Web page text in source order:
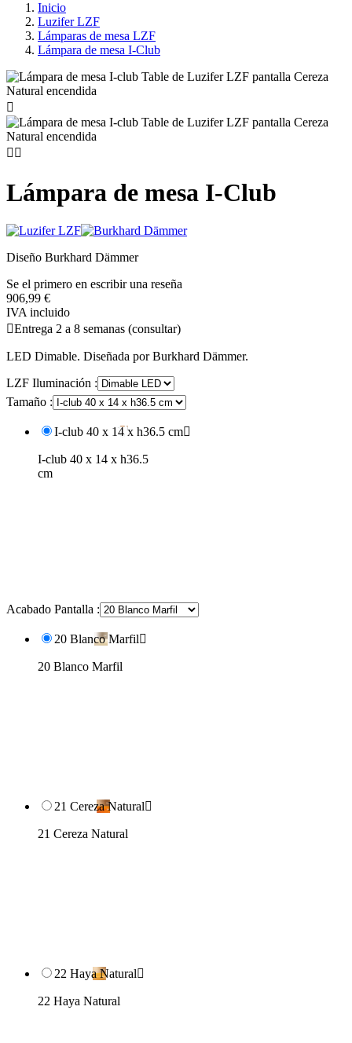
Inicio
Luzifer LZF
Lámparas de mesa LZF
Lámpara de mesa I-Club

 
Lámpara de mesa I-Club
Diseño Burkhard Dämmer
Se el primero en escribir una reseña
906,99 €
IVA incluido
Entrega 2 a 8 semanas (consultar)
LED Dimable. Diseñada por Burkhard Dämmer.
LZF Iluminación :
Tamaño :
I-club 40 x 14 x h36.5 cm
I-club 40 x 14 x h36.5
cm
Acabado Pantalla :
20 Blanco Marfil
20 Blanco Marfil
21 Cereza Natural
21 Cereza Natural
22 Haya Natural
22 Haya Natural